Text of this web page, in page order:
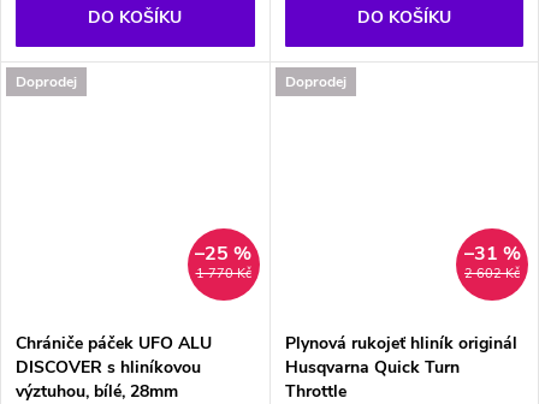
DO KOŠÍKU DO KOŠÍKU
Doprodej
1 770 Kč
–25 %
Chrániče páček UFO ALU
DISCOVER s hliníkovou
výztuhou, bílé, 28mm
Doprodej
2 602 Kč
–31 %
Plynová rukojeť hliník originál
Husqvarna Quick Turn
Throttle